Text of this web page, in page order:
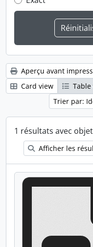
Aperçu avant
Card view
Table
Trier par:
1 résultats avec
Afficher les